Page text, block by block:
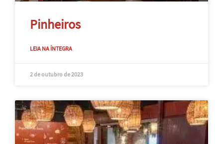
Pinheiros
LEIA NA ÍNTEGRA
2 de outubro de 2023